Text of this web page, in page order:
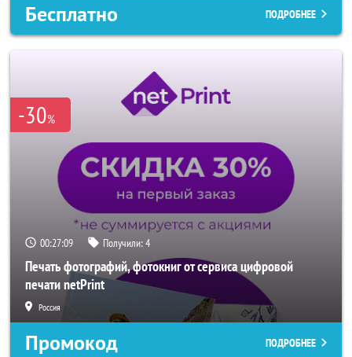
Бесплатно ПОДРОБНЕЕ
-30%
00:27:06 Получили:4
Печать фотографий, фотокниг от сервиса цифровой
печати netPrint
Россия
Промокод ПОДРОБНЕЕ